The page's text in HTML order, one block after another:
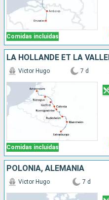
Comidas incluidas
Comidas incluidas
Victor Hugo 7 d
POLONIA, ALEMANIA
Victor Hugo 7 d